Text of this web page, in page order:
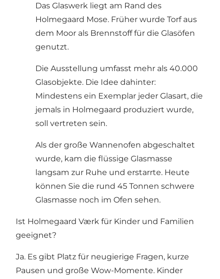
Das Glaswerk liegt am Rand des
Holmegaard Mose. Früher wurde Torf aus
dem Moor als Brennstoff für die Glasöfen
genutzt.
Die Ausstellung umfasst mehr als 40.000
Glasobjekte. Die Idee dahinter:
Mindestens ein Exemplar jeder Glasart, die
jemals in Holmegaard produziert wurde,
soll vertreten sein.
Als der große Wannenofen abgeschaltet
wurde, kam die flüssige Glasmasse
langsam zur Ruhe und erstarrte. Heute
können Sie die rund 45 Tonnen schwere
Glasmasse noch im Ofen sehen.
Ist Holmegaard Værk für Kinder und Familien
geeignet?
Ja. Es gibt Platz für neugierige Fragen, kurze
Pausen und große Wow-Momente. Kinder